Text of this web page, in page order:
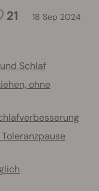
21 18 Sep 2024
Schlaf
ohne